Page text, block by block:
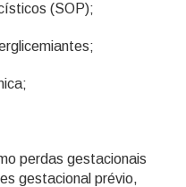
(SOP);
perdas gestacionais
gestacional prévio,